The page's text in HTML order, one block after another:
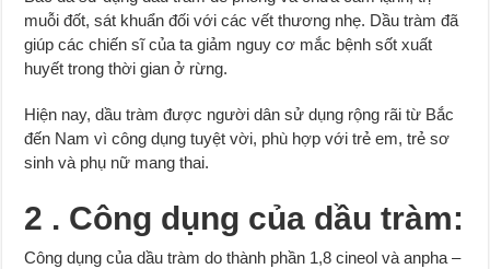
muỗi đốt, sát khuẩn đối với các vết thương nhẹ. Dầu tràm đã
giúp các chiến sĩ của ta giảm nguy cơ mắc bệnh sốt xuất
huyết trong thời gian ở rừng.
Hiện nay, dầu tràm được người dân sử dụng rộng rãi từ Bắc
đến Nam vì công dụng tuyệt vời, phù hợp với trẻ em, trẻ sơ
sinh và phụ nữ mang thai.
2 . Công dụng của dầu tràm:
Công dụng của dầu tràm do thành phần 1,8 cineol và anpha –